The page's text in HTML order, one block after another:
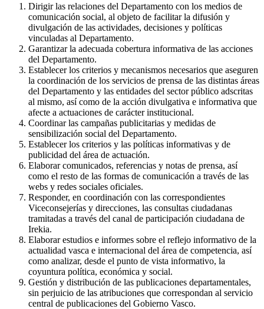
Dirigir las relaciones del Departamento con los medios de
comunicación social, al objeto de facilitar la difusión y
divulgación de las actividades, decisiones y políticas
vinculadas al Departamento.
Garantizar la adecuada cobertura informativa de las acciones
del Departamento.
Establecer los criterios y mecanismos necesarios que aseguren
la coordinación de los servicios de prensa de las distintas áreas
del Departamento y las entidades del sector público adscritas
al mismo, así como de la acción divulgativa e informativa que
afecte a actuaciones de carácter institucional.
Coordinar las campañas publicitarias y medidas de
sensibilización social del Departamento.
Establecer los criterios y las políticas informativas y de
publicidad del área de actuación.
Elaborar comunicados, referencias y notas de prensa, así
como el resto de las formas de comunicación a través de las
webs y redes sociales oficiales.
Responder, en coordinación con las correspondientes
Viceconsejerías y direcciones, las consultas ciudadanas
tramitadas a través del canal de participación ciudadana de
Irekia.
Elaborar estudios e informes sobre el reflejo informativo de la
actualidad vasca e internacional del área de competencia, así
como analizar, desde el punto de vista informativo, la
coyuntura política, económica y social.
Gestión y distribución de las publicaciones departamentales,
sin perjuicio de las atribuciones que correspondan al servicio
central de publicaciones del Gobierno Vasco.